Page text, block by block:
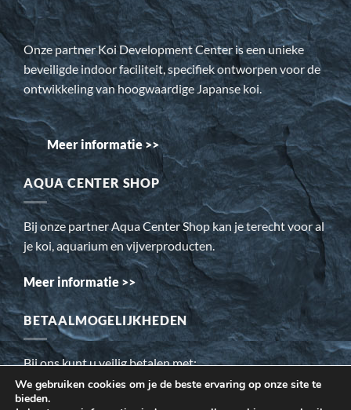
Onze partner Koi Development Center is een unieke
beveiligde indoor faciliteit, specifiek ontworpen voor de
ontwikkeling van hoogwaardige Japanse koi.
Meer informatie >>
AQUA CENTER SHOP
Bij onze partner Aqua Center Shop kan je terecht voor al
je koi, aquarium en vijverproducten.
Meer informatie >>
BETAALMOGELIJKHEDEN
Bij ons kunt u veilig betalen met:
We gebruiken cookies om je de beste ervaring op onze site te
bieden.